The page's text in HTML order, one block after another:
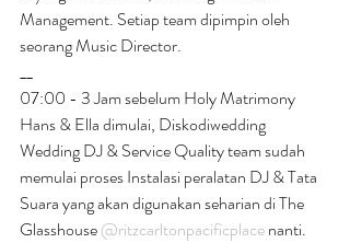
Management. Setiap team dipimpin oleh
seorang Music Director.
__
07:00 - 3 Jam sebelum Holy Matrimony
Hans & Ella dimulai, Diskodiwedding
Wedding DJ & Service Quality team sudah
memulai proses Instalasi peralatan DJ & Tata
Suara yang akan digunakan seharian di The
Glasshouse @ritzcarltonpacificplace nanti.